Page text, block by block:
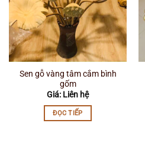
Sen gỗ vàng tâm cắm bình
gốm
Giá: Liên hệ
ĐỌC TIẾP